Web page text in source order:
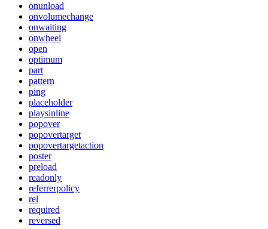
onunload
onvolumechange
onwaiting
onwheel
open
optimum
part
pattern
ping
placeholder
playsinline
popover
popovertarget
popovertargetaction
poster
preload
readonly
referrerpolicy
rel
required
reversed